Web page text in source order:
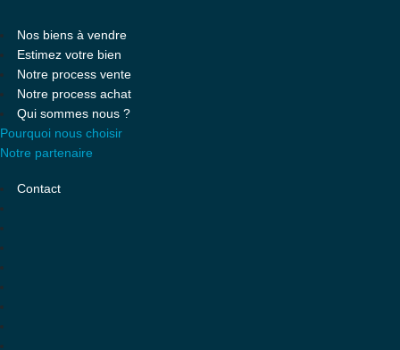
Nos biens à vendre
Estimez votre bien
Notre process vente
Notre process achat
Qui sommes nous ?
Pourquoi nous choisir
Notre partenaire
Contact